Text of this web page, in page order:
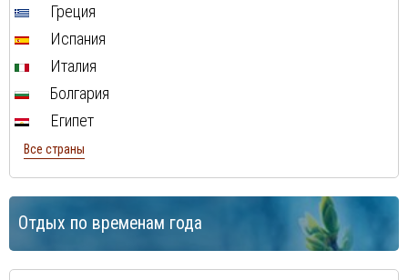
Греция
Испания
Италия
Болгария
Египет
Все страны
Отдых по временам года